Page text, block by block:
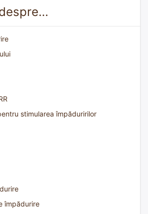
stimularea împăduririlor
împădurire